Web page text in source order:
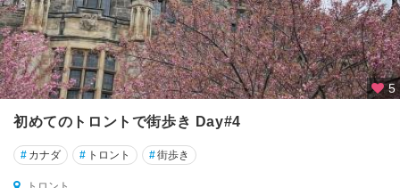
イ
ア
ガ
ラ
・
フ
ォ
ル
5
初めてのトロントで街歩き Day#4
# カナダ # トロント #街歩き